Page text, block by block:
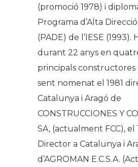
(promoció 1978) i
Programa d’Alta
(PADE) de l’IESE
durant 22 anys en
principals constructores
sent nomenat el 1981
Catalunya i Aragó de
CONSTRUCCIONES Y
SA, (actualment FCC), el
Director a Catalunya i
d’AGROMAN E.C.S.A.